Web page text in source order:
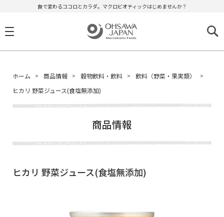
食で変わるココロとカラダ。マクロビオティックはじめませんか？
ホーム 商品情報 穀物飲料・飲料
飲料（野菜・果実類）
ヒカリ 野菜ジュース(食塩無添加)
商品情報
ヒカリ 野菜ジュース(食塩無添加)